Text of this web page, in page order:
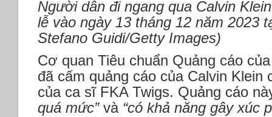
Người dân đi ngang qua Calvin
lễ vào ngày 13 tháng 12 năm 2023
Stefano Guidi/Getty Images)
Cơ quan Tiêu chuẩn Quảng cáo
đã cấm quảng cáo của Calvin Klein
của ca sĩ FKA Twigs. Quảng cáo
quá mức” và“có khả năng gây xúc